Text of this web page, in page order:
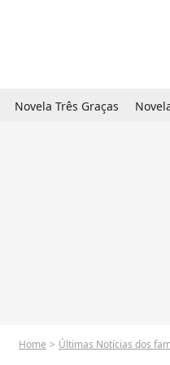
Novela Três Graças
Home Últimas Notícias dos